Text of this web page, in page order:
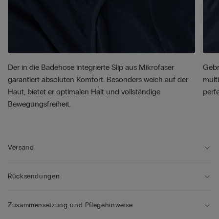
Der in die Badehose integrierte Slip aus Mikrofaser
garantiert absoluten Komfort. Besonders weich auf der
Haut, bietet er optimalen Halt und vollständige
Bewegungsfreiheit.
Versand
Rücksendungen
Zusammensetzung und Pflegehinweise